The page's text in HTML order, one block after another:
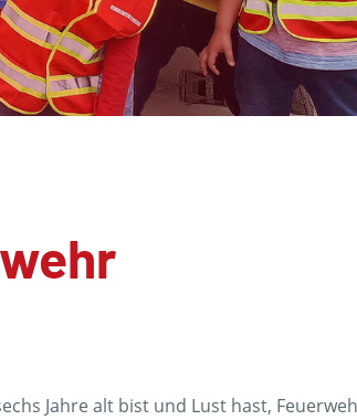
Jahre alt bist und Lust hast,